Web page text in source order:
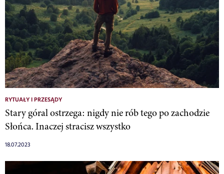
RYTUAŁY I PRZESĄDY
Stary góral ostrzega: nigdy nie rób tego po zachodzie
Słońca. Inaczej stracisz wszystko
18.07.2023